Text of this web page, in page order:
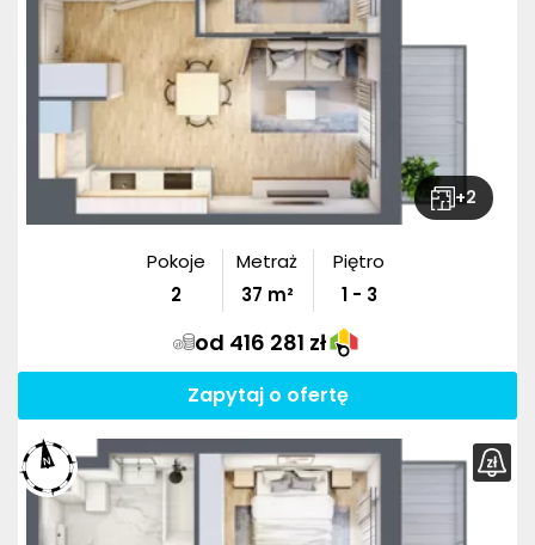
+2
Pokoje
2
Metraż
37 m²
Piętro
1 - 3
od 416 281 zł
Zapytaj o ofertę